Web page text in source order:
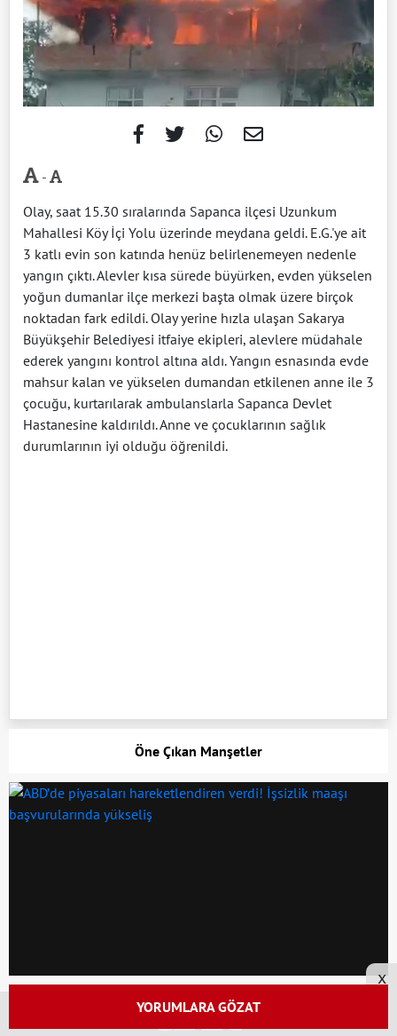
-
Olay, saat 15.30 sıralarında Sapanca ilçesi Uzunkum
Mahallesi Köy İçi Yolu üzerinde meydana geldi. E.G.'ye ait
3 katlı evin son katında henüz belirlenemeyen nedenle
yangın çıktı. Alevler kısa sürede büyürken, evden yükselen
yoğun dumanlar ilçe merkezi başta olmak üzere birçok
noktadan fark edildi. Olay yerine hızla ulaşan Sakarya
Büyükşehir Belediyesi itfaiye ekipleri, alevlere müdahale
ederek yangını kontrol altına aldı. Yangın esnasında evde
mahsur kalan ve yükselen dumandan etkilenen anne ile 3
çocuğu, kurtarılarak ambulanslarla Sapanca Devlet
Hastanesine kaldırıldı. Anne ve çocuklarının sağlık
durumlarının iyi olduğu öğrenildi.
Öne Çıkan Manşetler
YORUMLARA GÖZAT
x